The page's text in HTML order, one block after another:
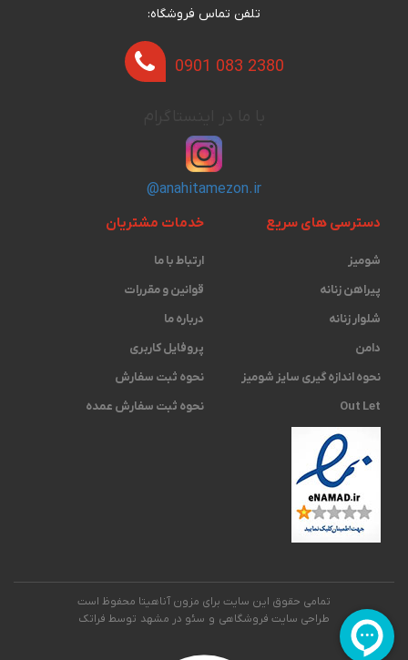
تلفن تماس فروشگاه:
0901 083 2380
@anahitamezon.ir
دسترسی های سریع
شومیز
پیراهن زنانه
شلوار زنانه
دامن
نحوه اندازه گیری ‫سایز شومیز
Out Let
خدمات مشتریان
ارتباط با ما
قوانین و مقررات
درباره ما
پروفایل کاربری
نحوه ثبت سفارش
نحوه ثبت سفارش عمده
تمامی حقوق این سایت برای مزون آناهیتا محفوظ است
طراحی سایت فروشگاهی و سئو در مشهد توسط فراتک